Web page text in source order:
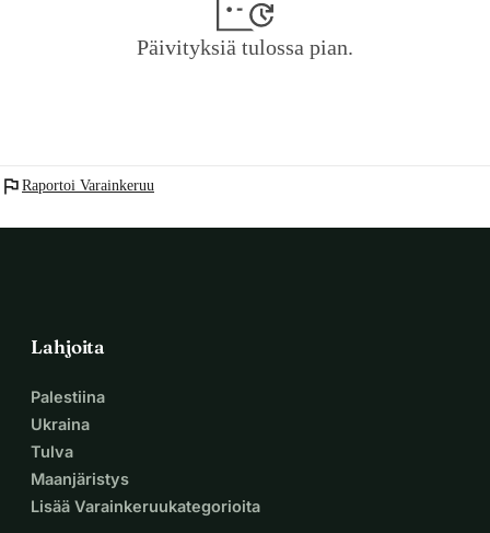
Päivityksiä tulossa pian.
flag Raportoi Varainkeruu
Lahjoita
Palestiina
Ukraina
Tulva
Maanjäristys
Lisää Varainkeruukategorioita